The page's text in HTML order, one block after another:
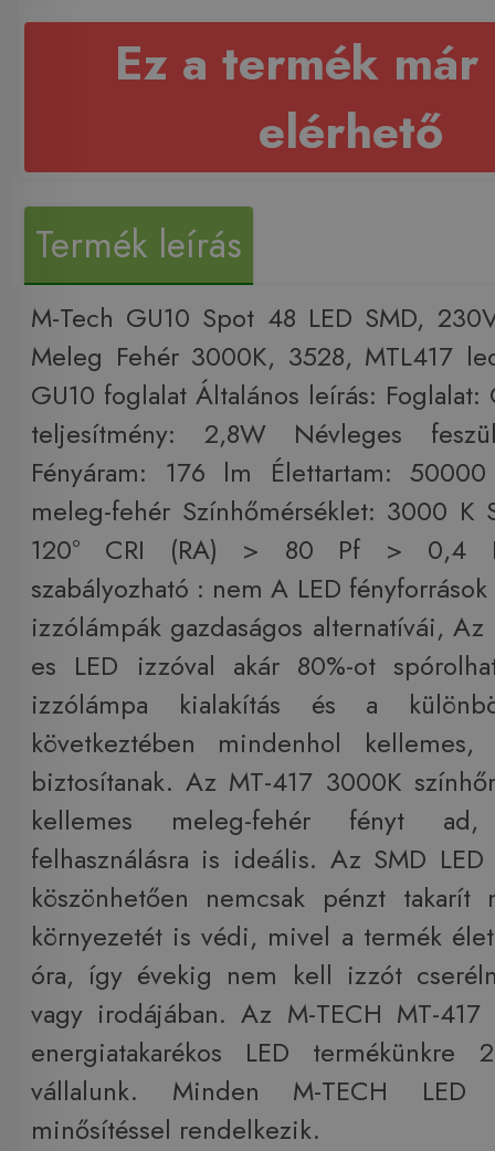
Ez a termék már
elérhető
Termék leírás
M-Tech GU10 Spot 48 LED SMD,
Meleg Fehér 3000K, 3528, MTL417
GU10 foglalat Általános leírás: Foglalat:
teljesítmény: 2,8W Névleges
Fényáram: 176 lm Élettartam:
meleg-fehér Színhőmérséklet: 3000 K
120° CRI (RA) > 80 Pf > 0,4
szabályozható : nem A LED
izzólámpák gazdaságos alternatívái, Az
es LED izzóval akár 80%-ot
izzólámpa kialakítás és a
következtében mindenhol
biztosítanak. Az MT-417 3000K
kellemes meleg-fehér fényt
felhasználásra is ideális. Az SMD
köszönhetően nemcsak pénzt
környezetét is védi, mivel a termék
óra, így évekig nem kell izzót
vagy irodájában. Az M-TECH MT-417
energiatakarékos LED termékünkre
vállalunk. Minden M-TECH LED
minősítéssel rendelkezik.